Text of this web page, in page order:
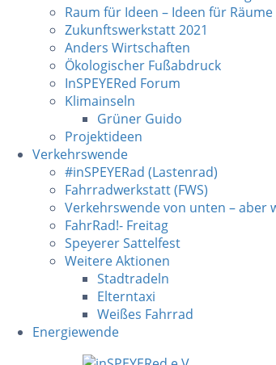
Raum für Ideen – Ideen für Räume
Zukunftswerkstatt 2021
Anders Wirtschaften
Ökologischer Fußabdruck
InSPEYERed Forum
Klimainseln
Grüner Guido
Projektideen
Verkehrswende
#inSPEYERad (Lastenrad)
Fahrradwerkstatt (FWS)
Verkehrswende von unten – aber
FahrRad!- Freitag
Speyerer Sattelfest
Weitere Aktionen
Stadtradeln
Elterntaxi
Weißes Fahrrad
Energiewende